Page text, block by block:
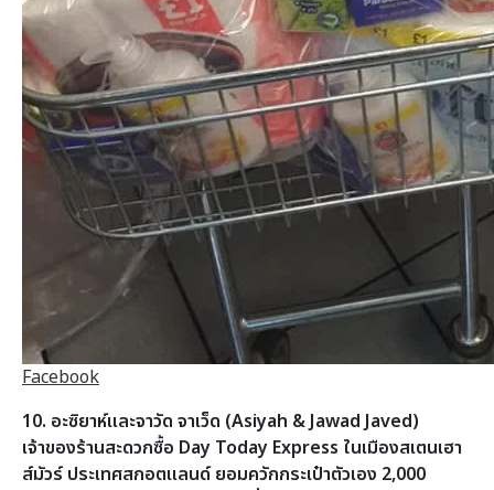
Facebook
10. อะซิยาห์และจาวัด จาเว็ด (Asiyah & Jawad Javed)
เจ้าของร้านสะดวกซื้อ Day Today Express ในเมืองสเตนเฮา
ส์มัวร์ ประเทศสกอตแลนด์ ยอมควักกระเป๋าตัวเอง 2,000